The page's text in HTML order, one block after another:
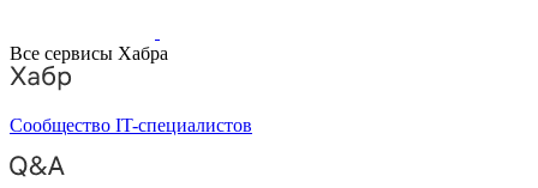
Все сервисы Хабра
Сообщество IT-специалистов